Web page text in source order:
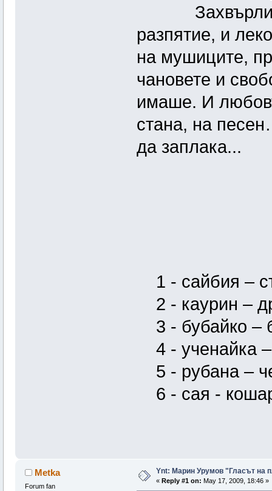
Захвърли
разпятие, и
на мушиците,
чановете и
имаше. И
стана, на
да заплака...
1 - сайбия –
2 - каурин –
3 - бубайко
4 - ученайка
5 - рубана –
6 - сая -
Metka
Forum fan
Ynt: Марин Урумов "Гласът на
« Reply #1 on: May 17, 2009, 18:46 »